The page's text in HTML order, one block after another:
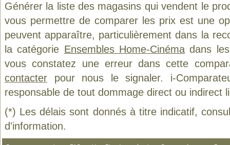
Générer la liste des magasins qui vendent le
vous permettre de comparer les prix est une
peuvent apparaître, particulièrement dans la
la catégorie Ensembles Home-Cinémadans les
vous constatez une erreur dans cette
contacter pour nous le signaler. i-
responsable de tout dommage direct ou indirect
(*) Les délais sont donnés à titre indicatif,
d'information.